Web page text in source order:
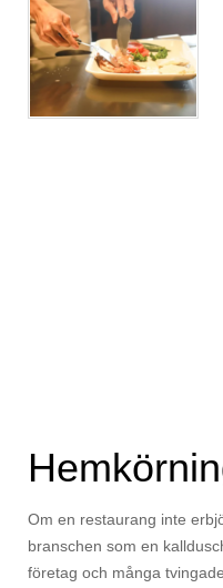
Om en restaurang inte
branschen som en
företag och många